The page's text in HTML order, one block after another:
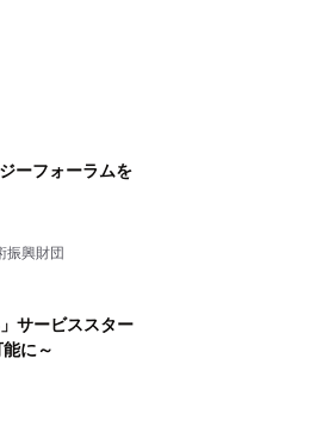
ーフォーラムを
振興財団
サービススター
に～